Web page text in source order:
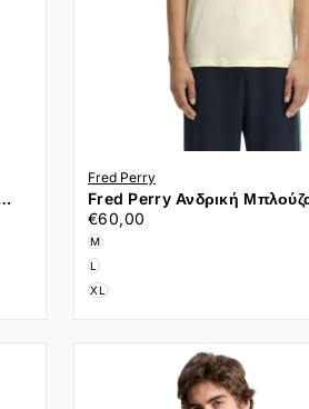
Fred Perry
Fred Perry Ανδρική
T-Shirt M3519-30B Εκρού
€60,00
Τιμή
€60,00
M
L
XL